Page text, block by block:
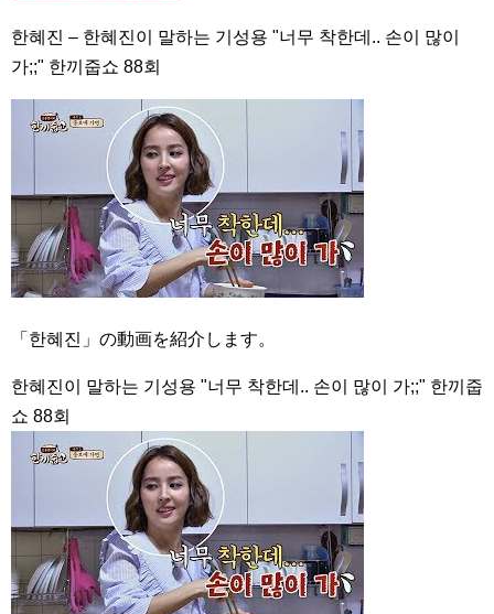
한혜진 – 한혜진이 말하는 기성용 "너무 착한데.. 손이 많이
가;;" 한끼줍쇼 88회
「한혜진」の動画を紹介します。
한혜진이 말하는 기성용 "너무 착한데.. 손이 많이 가;;" 한끼줍
쇼 88회